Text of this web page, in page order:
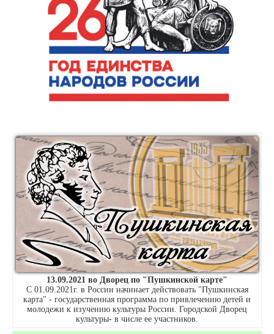
13.09.2021 во Дворец по "Пушкинской карте"
С 01.09.2021г. в России начинает действовать "Пушкинская
карта" - государственная программа по привлечению детей и
молодежи к изучению культуры России. Городской Дворец
культуры- в числе ее участников.